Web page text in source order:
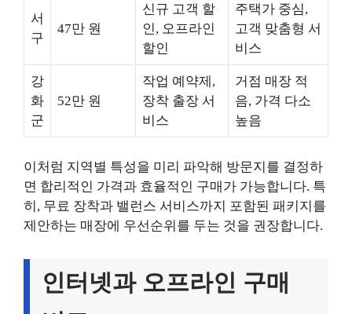
서
구
47만 원
신규 고객 할
인, 오프라인
할인
주택가 중심,
고객 맞춤형 서
비스
강
화
군
52만 원
작업 예약제,
장착 출장 서
비스
거점 매장 적
음, 가격 다소
높음
이처럼 지역별 특성을 미리 파악해 방문지를 결정하
면 합리적인 가격과 효율적인 구매가 가능합니다. 특
히, 무료 장착과 밸런스 서비스까지 포함된 패키지를
제안하는 매장에 우선순위를 두는 것을 권장합니다.
인터넷과 오프라인 구매